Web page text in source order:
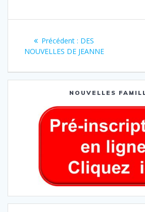
Précédent : DES
NOUVELLES DE JEANNE
NOUVELLES